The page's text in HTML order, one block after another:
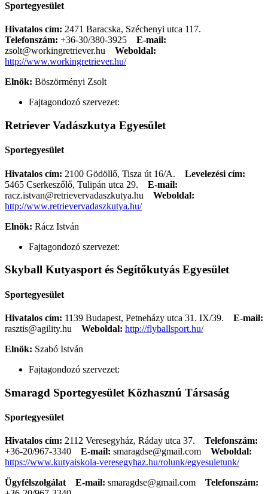
Sportegyesület
Hivatalos cím: 2471 Baracska, Széchenyi utca 117.
Telefonszám: +36-30/380-3925
E-mail:
zsolt@workingretriever.hu
Weboldal:
http://www.workingretriever.hu/
Elnök: Böszörményi Zsolt
Fajtagondozó szervezet:
Retriever Vadászkutya Egyesület
Sportegyesület
Hivatalos cím: 2100 Gödöllő, Tisza út 16/A. Levelezési cím:
5465 Cserkeszőlő, Tulipán utca 29.
E-mail:
racz.istvan@retrievervadaszkutya.hu
Weboldal:
http://www.retrievervadaszkutya.hu/
Elnök: Rácz István
Fajtagondozó szervezet:
Skyball Kutyasport és Segítőkutyás Egyesület
Sportegyesület
Hivatalos cím: 1139 Budapest, Petneházy utca 31. IX/39. E-mail:
rasztis@agility.hu
Weboldal: http://flyballsport.hu/
Elnök: Szabó István
Fajtagondozó szervezet:
Smaragd Sportegyesület Közhasznú Társaság
Sportegyesület
Hivatalos cím: 2112 Veresegyház, Ráday utca 37. Telefonszám:
+36-20/967-3340
E-mail: smaragdse@gmail.com
Weboldal:
https://www.kutyaiskola-veresegyhaz.hu/rolunk/egyesuletunk/
Ügyfélszolgálat
E-mail: smaragdse@gmail.com
Telefonszám: